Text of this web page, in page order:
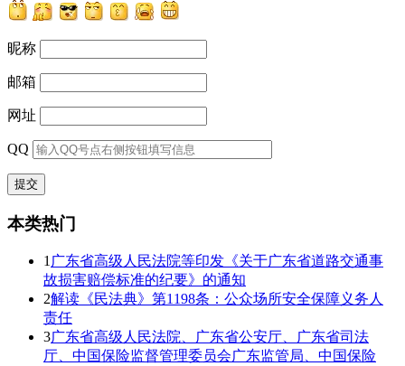
昵称
邮箱
网址
QQ
本类热门
1 广东省高级人民法院等印发《关于广东省道路交通事
故损害赔偿标准的纪要》的通知
2解读《民法典》第1198条：公众场所安全保障义务人
责任
3广东省高级人民法院、广东省公安厅、广东省司法
厅、中国保险监督管理委员会广东监管局、中国保险